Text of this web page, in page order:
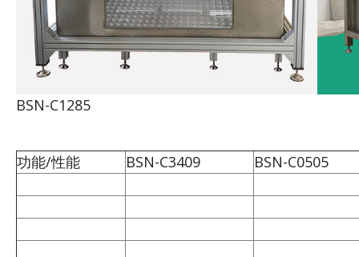
BSN-C1285
功能/性能 BSN-C3409 BSN-C0505